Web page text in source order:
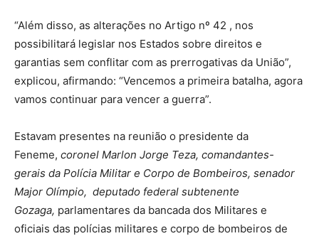
“Além disso, as alterações no Artigo nº 42 , nos
possibilitará legislar nos Estados sobre direitos e
garantias sem conflitar com as prerrogativas da União”,
explicou, afirmando: “Vencemos a primeira batalha, agora
vamos continuar para vencer a guerra”.
Estavam presentes na reunião o presidente da
Feneme, coronel Marlon Jorge Teza, comandantes-
gerais da Polícia Militar e Corpo de Bombeiros, senador
Major Olímpio, deputado federal subtenente
Gozaga, parlamentares da bancada dos Militares e
oficiais das polícias militares e corpo de bombeiros de